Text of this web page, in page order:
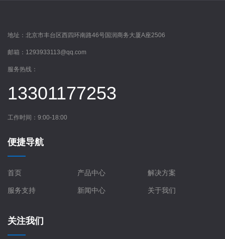
地址： 北京市丰台区西四环南路46号国润商务大厦A座2506
邮箱： 1293933113@qq.com
服务热线：
13301177253
工作时间：9:00-18:00
便捷导航
首页 产品中心 解决方案
服务支持 新闻中心 关于我们
关注我们